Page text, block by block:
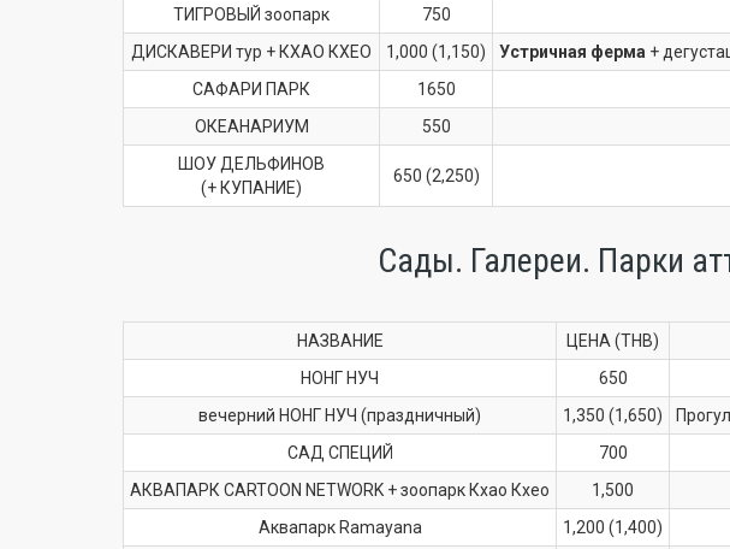
ТИГРОВЫЙ зоопарк
750
ДИСКАВЕРИ тур + КХАО КХЕО
1,000 (1,150) Устричная ферма +
САФАРИ ПАРК
1650
ОКЕАНАРИУМ
550
ШОУ ДЕЛЬФИНОВ
(+ КУПАНИЕ)
650 (2,250)
Сады. Галереи. Парки
НАЗВАНИЕ
ЦЕНА (THB)
НОНГ НУЧ
650
вечерний НОНГ НУЧ (праздничный)
1,350 (1,650)
САД СПЕЦИЙ
700
АКВАПАРК CARTOON NETWORK + зоопарк Кхао Кхео
1,500
Аквапарк Ramayana
1,200 (1,400)